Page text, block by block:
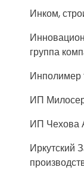
Инком,
группа
Инполимер
ИП
ИП Чехова
Иркутский